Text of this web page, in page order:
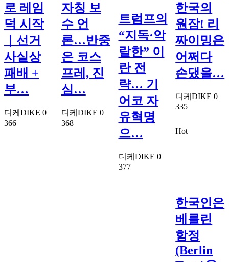
로 레임
덕 시작
｜선거
사실상
패배 +
부…
디케DIKE 0
366
자칭 보
수 언
론…반중
은 코스
프레, 진
심…
디케DIKE 0
368
트럼프의
“지독·악
랄한” 이
란 전
략… 기
어코 자
유혁명
으…
디케DIKE 0
377
한국의
원잠! 리
짜이밍은
어쩌다
손댔을…
디케DIKE 0
335
Hot
한국인은
베를린
함정
(Berlin